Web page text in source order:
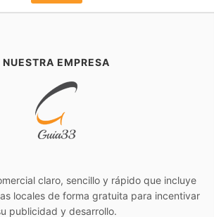
NUESTRA EMPRESA
claro, sencillo y rápido que incluye
locales de forma gratuita para incentivar
publicidad y desarrollo.